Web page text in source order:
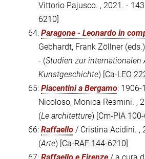
Vittorio Pajusco. , 2021. -
6210]
64: Paragone - Leonardo in
Gebhardt, Frank Zöllner
- (Studien zur internationalen
Kunstgeschichte) [Ca-LEO
65: Piacentini a Bergamo:
Nicoloso, Monica Resmini. ,
(Le architetture) [Cm-PIA
66: Raffaello / Cristina Acidini. ,
(Arte) [Ca-RAF 144-6210]